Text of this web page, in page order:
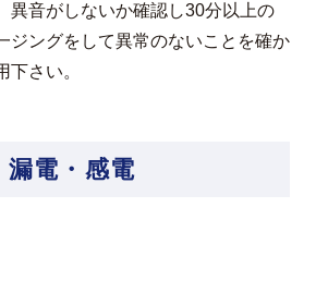
異音がしないか確認し30分以上の
ジングをして異常のないことを確か
下さい。
漏電・感電